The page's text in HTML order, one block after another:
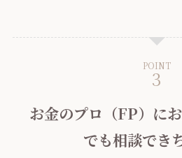
POINT
お金のプロ（FP）に
でも相談でき